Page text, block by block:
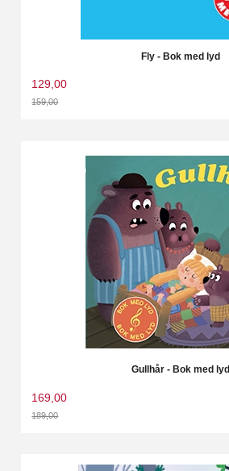
Fly - Bok med lyd
129,00
159,00
Gullhår - Bok med lyd
169,00
189,00